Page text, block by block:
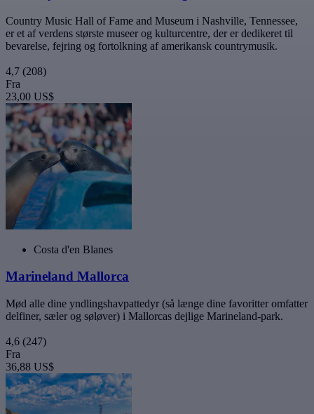
Country Music Hall of Fame and Museum i Nashville, Tennessee,
er et af verdens største museer og kulturcentre, der er dedikeret til
bevarelse, fejring og fortolkning af amerikansk countrymusik.
4,7 (208)
Fra
23,00 US$
Costa d'en Blanes
Marineland Mallorca
Mød alle dine yndlingshavpattedyr (så længe dine favoritter omfatter
delfiner, sæler og søløver) i Mallorcas dejlige Marineland-park.
4,6 (247)
Fra
36,88 US$